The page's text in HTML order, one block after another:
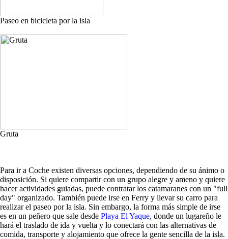
Paseo en bicicleta por la isla
Gruta
Para ir a Coche existen diversas opciones, dependiendo de su ánimo o
disposición. Si quiere compartir con un grupo alegre y ameno y quiere
hacer actividades guiadas, puede contratar los catamaranes con un "full
day" organizado. También puede irse en Ferry y llevar su carro para
realizar el paseo por la isla. Sin embargo, la forma más simple de irse
es en un peñero que sale desde Playa El Yaque, donde un lugareño le
hará el traslado de ida y vuelta y lo conectará con las alternativas de
comida, transporte y alojamiento que ofrece la gente sencilla de la isla.